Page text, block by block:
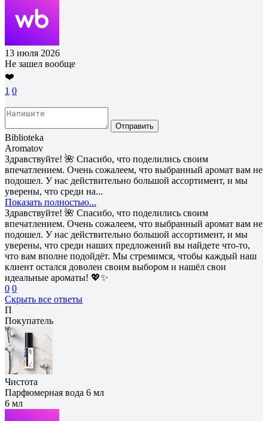
13 июля 2026
Не зашел вообще
❤️
1 0
Отправить
Biblioteka
Aromatov
Здравствуйте! 🌺 Спасибо, что поделились своим
впечатлением. Очень сожалеем, что выбранный аромат вам не
подошел. У нас действительно большой ассортимент, и мы
уверены, что среди на...
Показать полностью...
Здравствуйте! 🌺 Спасибо, что поделились своим
впечатлением. Очень сожалеем, что выбранный аромат вам не
подошел. У нас действительно большой ассортимент, и мы
уверены, что среди наших предложений вы найдете что-то,
что вам вполне подойдёт. Мы стремимся, чтобы каждый наш
клиент остался доволен своим выбором и нашёл свои
идеальные ароматы! 💖✨
0 0
Скрыть все ответы
П
Покупатель
Чистота
Парфюмерная вода 6 мл
6 мл